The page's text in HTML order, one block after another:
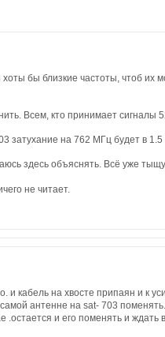
хоты бы близкие частоты, чтоб их
Всем, кто принимает сигналы
затухание на 762 МГц будет в
здесь объяснять. Всё уже
не читает.
и кабель на хвосте припаян и к
самой антенне на sat- 703
.остается и его поменять и